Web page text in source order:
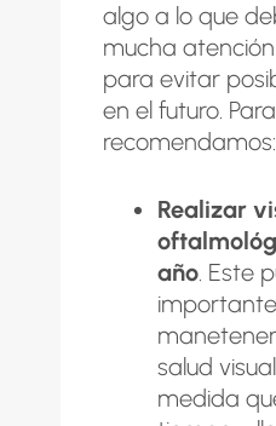
algo a lo que
mucha
para evitar
en el futuro.
recomendamos:
Realizar
año. Este
salud
medida